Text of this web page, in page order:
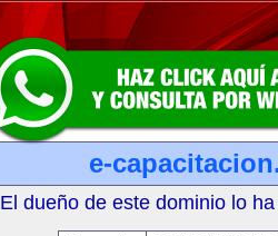
e-
El dueño de este dominio lo